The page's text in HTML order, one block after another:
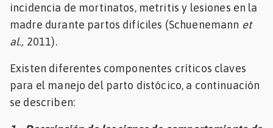
incidencia de mortinatos, metritis y lesiones en la
madre durante partos difíciles (Schuenemann et
al., 2011).
Existen diferentes componentes críticos claves
para el manejo del parto distócico, a continuación
se describen: